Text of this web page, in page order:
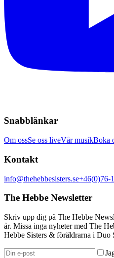
Snabblänkar
Om ossSe oss liveVår musikBoka
Kontakt
info@thehebbesisters.se+46(0)76-
The Hebbe Newsletter
Skriv upp dig på The Hebbe
år. Missa inga nyheter med The
Hebbe Sisters & föräldrarna i Duo